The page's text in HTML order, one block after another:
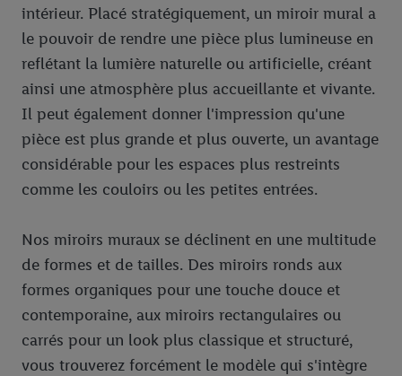
intérieur. Placé stratégiquement, un miroir mural a
le pouvoir de rendre une pièce plus lumineuse en
reflétant la lumière naturelle ou artificielle, créant
ainsi une atmosphère plus accueillante et vivante.
Il peut également donner l'impression qu'une
pièce est plus grande et plus ouverte, un avantage
considérable pour les espaces plus restreints
comme les couloirs ou les petites entrées.
Nos miroirs muraux se déclinent en une multitude
de formes et de tailles. Des miroirs ronds aux
formes organiques pour une touche douce et
contemporaine, aux miroirs rectangulaires ou
carrés pour un look plus classique et structuré,
vous trouverez forcément le modèle qui s'intègre